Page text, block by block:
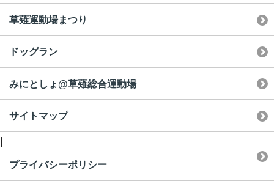
草薙運動場まつり
ドッグラン
みにとしょ@草薙総合運動場
サイトマップ
プライバシーポリシー